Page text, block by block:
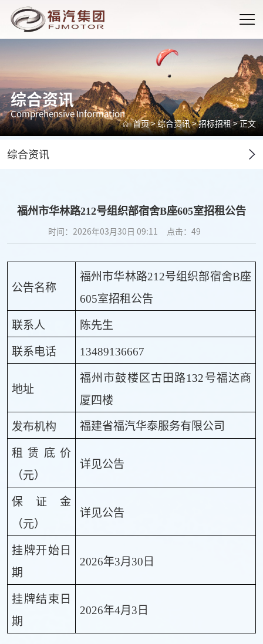
综合资讯
Comprehensive Information
首页>综合资讯>招标招租> 正文
综合资讯
福州市华林路212号组织部宿舍B座605室招租公告
时间：2026年03月30日 09:11 点击：49
公告名称
福州市华林路212号组织部宿舍B座
605室招租 公告
联系人 陈先生
联系电话 13489136667
地址
福州市鼓楼区古田路132号福达商
厦四楼
发布机构 福建省福汽华泰服务有限公司
租赁底 价
（元）
详见公告
保证金
（元）
详见公告
挂牌开始日
期
2026年3月30日
挂牌结束日
期
2026年4月3日